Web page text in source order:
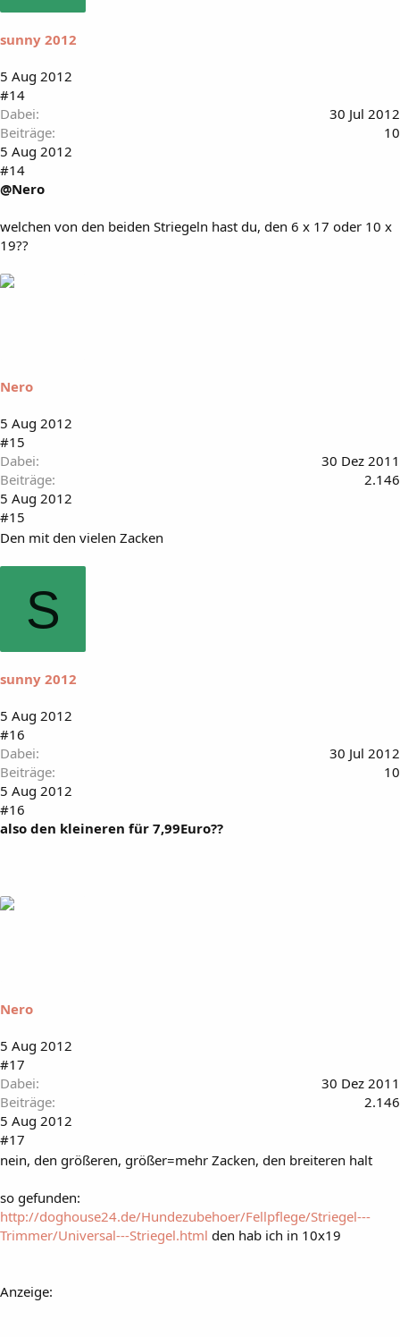
sunny 2012
5 Aug 2012
#14
Dabei
30 Jul 2012
Beiträge
10
5 Aug 2012
#14
@Nero
welchen von den beiden Striegeln hast du, den 6 x 17 oder 10 x
19??
Nero
5 Aug 2012
#15
Dabei
30 Dez 2011
Beiträge
2.146
5 Aug 2012
#15
Den mit den vielen Zacken
S
sunny 2012
5 Aug 2012
#16
Dabei
30 Jul 2012
Beiträge
10
5 Aug 2012
#16
also den kleineren für 7,99Euro??
Nero
5 Aug 2012
#17
Dabei
30 Dez 2011
Beiträge
2.146
5 Aug 2012
#17
nein, den größeren, größer=mehr Zacken, den breiteren halt
so gefunden:
http://doghouse24.de/Hundezubehoer/Fellpflege/Striegel---
Trimmer/Universal---Striegel.html den hab ich in 10x19
Anzeige: